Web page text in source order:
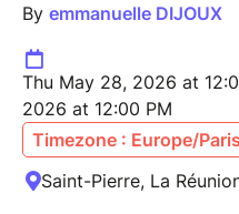
By emmanuelle DIJOUX
Thu May 28, 2026 at
2026 at 12:00 PM
Timezone : Europe/Paris
Saint-Pierre, La